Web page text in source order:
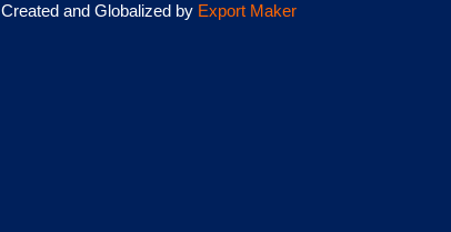
Created and Globalized by Export Maker